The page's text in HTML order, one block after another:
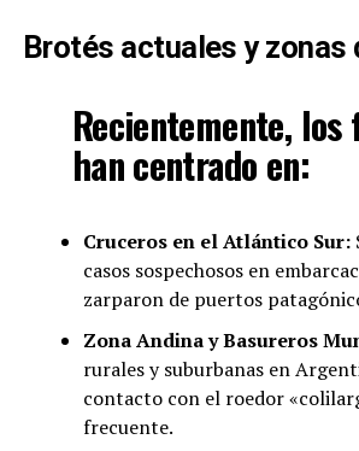
Brotés actuales y zonas
Recientemente, los
han centrado en:
Cruceros en el Atlántico Sur:
casos sospechosos en
zarparon de puertos
Zona Andina y Basureros
rurales y suburbanas en
contacto con el roedor
frecuente.